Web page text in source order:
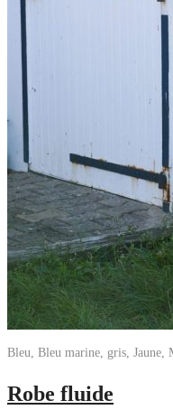
Bleu, Bleu marine, gris, Jaune,
Robe fluide